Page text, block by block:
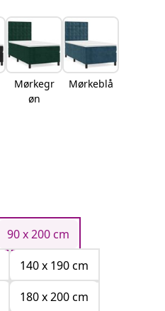
Mørkegr
øn
Mørkeblå
90 x 200 cm
140 x 190 cm
180 x 200 cm